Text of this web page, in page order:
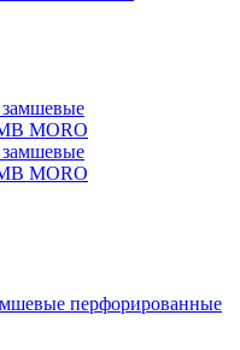
перфорированные